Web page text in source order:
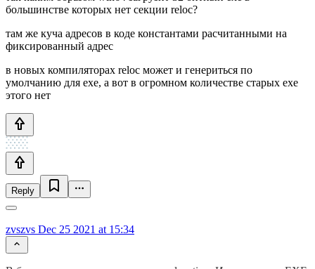
большинстве которых нет секции reloc?
там же куча адресов в коде константами расчитанными на
фиксированный адрес
в новых компиляторах reloc может и генериться по
умолчанию для exe, а вот в огромном количестве старых exe
этого нет
Reply
zvszvs Dec 25 2021 at 15:34